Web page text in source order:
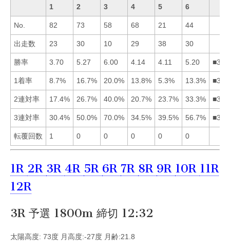
1 2 3 4 5 6
No. 82 73 58 68 21 44
出走数 23 30 10 29 38 30
勝率 3.70 5.27 6.00 4.14 4.11 5.20
1着率 8.7% 16.7% 20.0% 13.8% 5.3% 13.3%
2連対率 17.4% 26.7% 40.0% 20.7% 23.7% 33.3%
3連対率 30.4% 50.0% 70.0% 34.5% 39.5% 56.7%
転覆回数 1 0 0 0 0 0
1R 2R 3R 4R 5R 6R 7R 8R 9R 10R 11R
12R
3R 予選 1800m 締切 12:32
太陽高度: 73度 月高度:-27度 月齢:21.8